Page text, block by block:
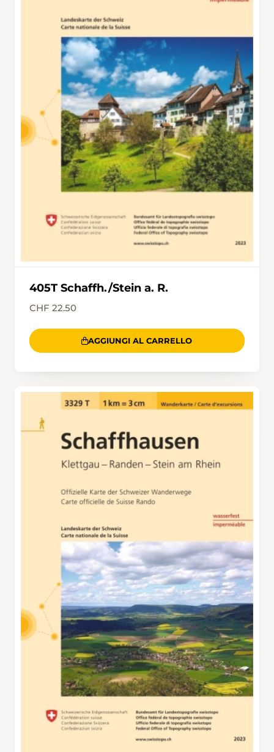
steigt auf einem schmalen Waldweg bis zum
Bergmattenhof ab. Die Passage über den
Burgchopf und der Abstieg zum Dorf Laufen
ziehen sich dann noch einmal in die Länge.
Schliesslich tritt man durch das Untertor nach
Laufen hinein und spaziert durch das
mittelalterliche Städtchen bis zum Bahnhof
mit regelmässigen Zugver~ bindungen zurück
zum Ausgangspunkt Aesch.
405T Schaffh./Stein a. R.
CHF 22.50
AGGIUNGI AL CARRELLO